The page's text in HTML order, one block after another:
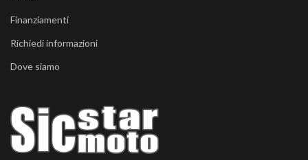
Finanziamenti
Richiedi informazioni
Dove siamo